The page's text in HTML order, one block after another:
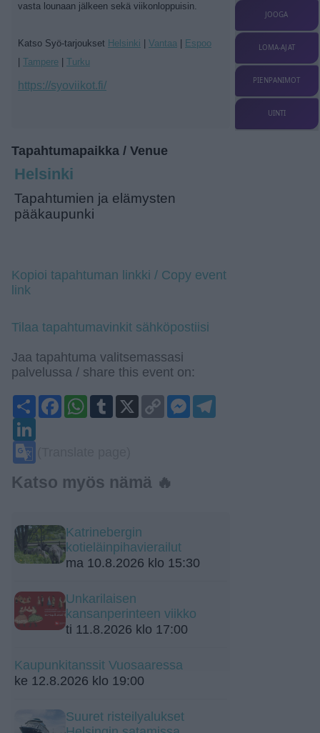
vasta lounaan jälkeen sekä viikonloppuisin.
Katso Syö-tarjoukset Helsinki Vantaa
Espoo
Tampere Turku
https://syoviikot.fi/
Tapahtumapaikka / Venue
Helsinki
Tapahtumien ja elämysten
pääkaupunki
Kopioi tapahtuman linkki / Copy event
link
Tilaa tapahtumavinkit sähköpostiisi
Jaa tapahtuma valitsemassasi
palvelussa / share this event on:
ShareFacebook
WhatsApp
Tumblr
Copy
Link
Messenger
Katso myös nämä 🔥
Katrinebergin
kotieläinpihavierailut
ma 10.8.2026 klo 15:30
Unkarilaisen
kansanperinteen viikko
ti 11.8.2026 klo 17:00
Kaupunkitanssit Vuosaaressa
ke 12.8.2026 klo 19:00
Suuret risteilyalukset
JOOGA
LOMA-AJAT
PIENPANIMOT
UINTI